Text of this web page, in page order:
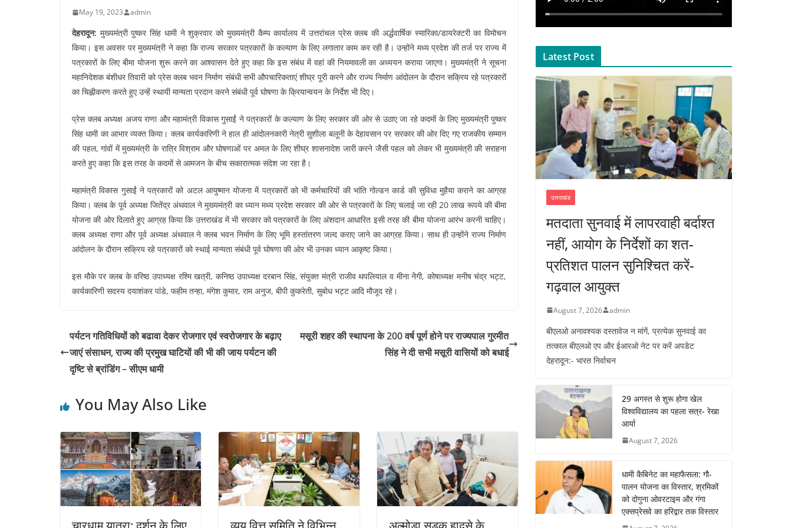
May 19, 2023 admin
देहरादून: मुख्यमंत्री पुष्कर सिंह धामी ने शुक्रवार को मुख्यमंत्री कैम्प कार्यालय में उत्तरांचल प्रेस क्लब की अर्द्धवार्षिक स्मारिका/डायरेक्टरी का विमोचन
किया। इस अवसर पर मुख्यमंत्री ने कहा कि राज्य सरकार पत्रकारों के कल्याण के लिए लगातार काम कर रही है। उन्होंने मध्य प्रदेश की तर्ज पर राज्य में
पत्रकारों के लिए बीमा योजना शुरू करने का आश्वासन देते हुए कहा कि इस संबंध में वहां की नियमावली का अध्ययन कराया जाएगा। मुख्यमंत्री ने सूचना
महानिदेशक बंशीधर तिवारी को प्रेस क्लब भवन निर्माण संबंधी सभी औपचारिकताएं शीघ्र पूरी करने और राज्य निर्माण आंदोलन के दौरान सक्रिय रहे पत्रकारों
का चिह्नीकरण करते हुए उन्हें स्थायी मान्यता प्रदान करने संबंधी पूर्व घोषणा के क्रियान्वयन के निर्देश भी दिए।
प्रेस क्लब अध्यक्ष अजय राणा और महामंत्री विकास गुसाईं ने पत्रकारों के कल्याण के लिए सरकार की ओर से उठाए जा रहे कदमों के लिए मुख्यमंत्री पुष्कर
सिंह धामी का आभार व्यक्त किया। क्लब कार्यकारिणी ने हाल ही आंदोलनकारी नेत्री सुशीला बलूनी के देहावसान पर सरकार की ओर दिए गए राजकीय सम्मान
की पहल, गांवों में मुख्यमंत्री के रात्रि विश्राम और घोषणाओं पर अमल के लिए शीघ्र शासनादेश जारी करने जैसी पहल को लेकर भी मुख्यमंत्री की सराहना
करते हुए कहा कि इस तरह के कदमों से आमजन के बीच सकारात्मक संदेश जा रहा है।
महामंत्री विकास गुसाईं ने पत्रकारों को अटल आयुष्मान योजना में पत्रकारों को भी कर्मचारियों की भांति गोल्डन कार्ड की सुविधा मुहैया कराने का आग्रह
किया। क्लब के पूर्व अध्यक्ष जितेंद्र अंथवाल ने मुख्यमंत्री का ध्यान मध्य प्रदेश सरकार की ओर से पत्रकारों के लिए चलाई जा रही 20 लाख रूपये की बीमा
योजना की ओर दिलाते हुए आग्रह किया कि उत्तराखंड में भी सरकार को पत्रकारों के लिए अंशदान आधारित इसी तरह की बीमा योजना आरंभ करनी चाहिए।
क्लब अध्यक्ष राणा और पूर्व अध्यक्ष अंथवाल ने क्लब भवन निर्माण के लिए भूमि हस्तांतरण जल्द कराए जाने का आग्रह किया। साथ ही उन्होंने राज्य निर्माण
आंदोलन के दौरान सक्रिय रहे पत्रकारों को स्थाई मान्यता संबंधी पूर्व घोषणा की ओर भी उनका ध्यान आकृष्ट किया।
इस मौके पर क्लब के वरिष्ठ उपाध्यक्ष रश्मि खत्री, कनिष्ठ उपाध्यक्ष दरबान सिंह, संयुक्त मंत्री राजीव थपलियाल व मीना नेेगी, कोषाध्यक्ष मनीष चंद्र भट्ट,
कार्यकारिणी सदस्य दयाशंकर पांडे, फहीम तन्हा, मंगेश कुमार, राम अनुज, बीपी कुकरेती, सुबोध भट्ट आदि मौजूद रहे।
पर्यटन गतिविधियों को बढावा देकर रोजगार एवं स्वरोजगार के बढ़ाए
जाएं संसाधन, राज्य की प्रमुख घाटियों की भी की जाय पर्यटन की
दृष्टि से ब्रांडिंग – सीएम धामी
मसूरी शहर की स्थापना के 200 वर्ष पूर्ण होने पर राज्यपाल गुरमीत
सिंह ने दी सभी मसूरी वासियों को बधाई
You May Also Like
Latest Post
उत्तराखंड
मतदाता सुनवाई में लापरवाही बर्दाश्त
नहीं, आयोग के निर्देशों का शत-
प्रतिशत पालन सुनिश्चित करें-
गढ़वाल आयुक्त
August 7, 2026 admin
बीएलओ अनावश्यक दस्तावेज न मांगें, प्रत्येक सुनवाई का
तत्काल बीएलओ एप और ईआरओ नेट पर करें अपडेट
देहरादून:- भारत निर्वाचन
29 अगस्त से शुरू होगा खेल
विश्वविद्यालय का पहला सत्र- रेखा
आर्या
August 7, 2026
धामी कैबिनेट का महाफैसला: गौ-
पालन योजना का विस्तार, श्रमिकों
को दोगुना ओवरटाइम और गंगा
एक्सप्रेसवे का हरिद्वार तक विस्तार